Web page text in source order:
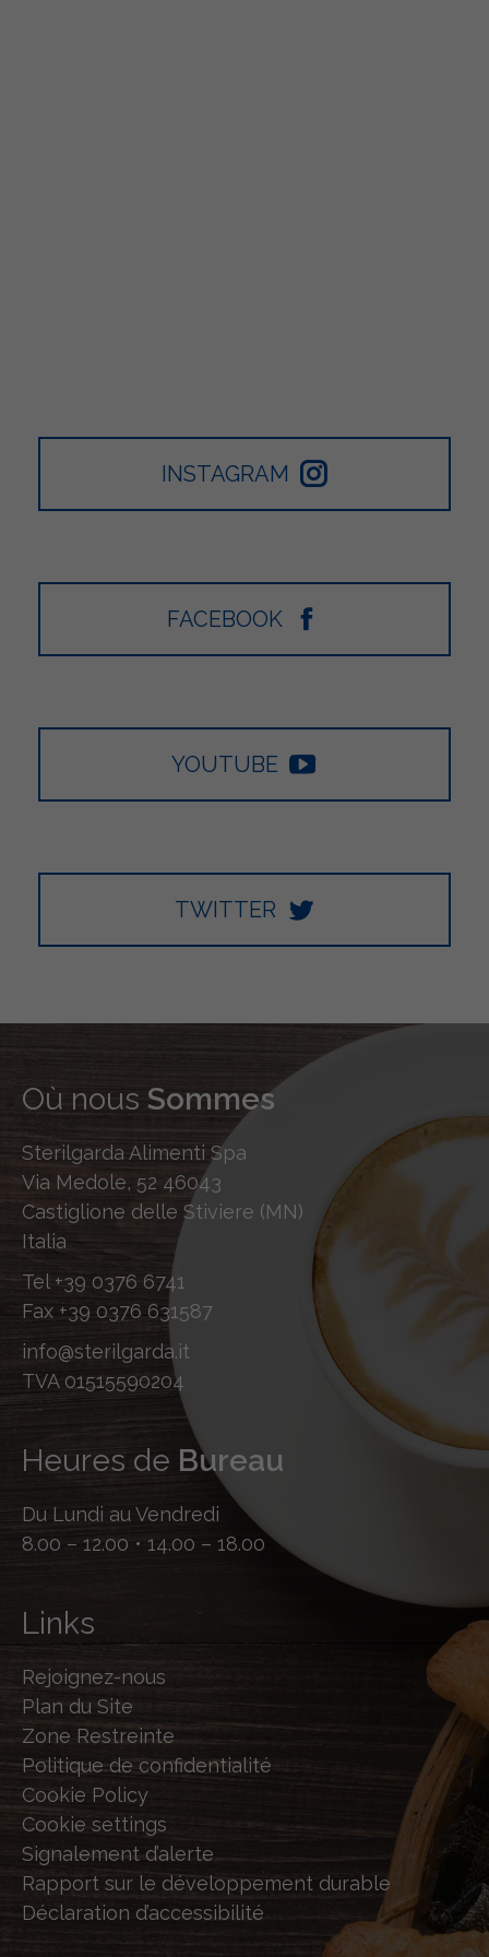
INSTAGRAM
FACEBOOK
YOUTUBE
TWITTER
Où nous Sommes
Sterilgarda Alimenti Spa
Via Medole, 52 46043
Castiglione delle Stiviere (MN)
Italia
Tel +39 0376 6741
Fax +39 0376 631587
info@sterilgarda.it
TVA 01515590204
Heures de Bureau
Du Lundi au Vendredi
8.00 – 12.00 • 14.00 – 18.00
Links
Rejoignez-nous
Plan du Site
Zone Restreinte
Politique de confidentialité
Cookie Policy
Cookie settings
Signalement d’alerte
Rapport sur le développement durable
Déclaration d’accessibilité